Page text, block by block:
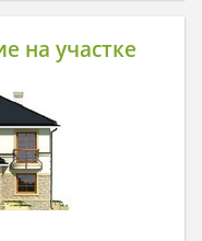
на участке